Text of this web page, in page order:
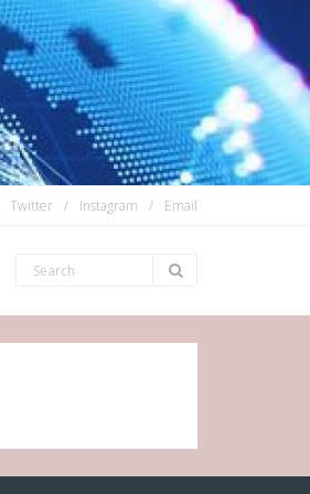
Twitter Instagram Email